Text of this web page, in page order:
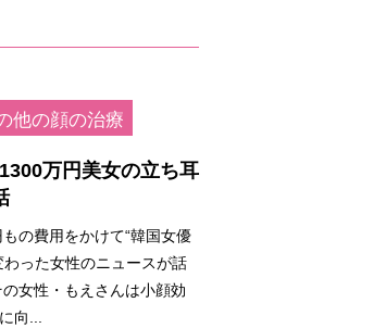
他の顔の治療
万円美女の立ち耳
の費用をかけて“韓国女優
わった女性のニュースが話
女性・もえさんは小顔効
向...